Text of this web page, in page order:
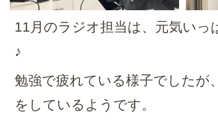
11月のラジオ担当は、元気いっ
♪
勉強で疲れている様子でしたが
をしているようです。